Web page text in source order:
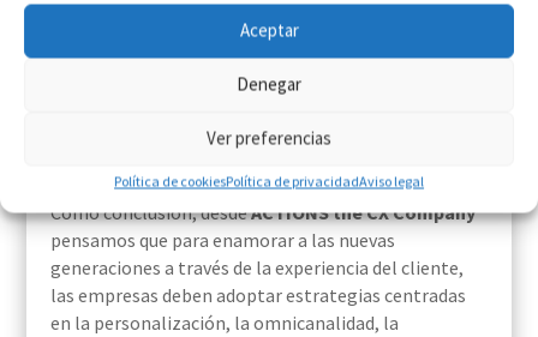
Aceptar
Denegar
Ver preferencias
Política de cookiesPolítica de privacidadAviso legal
Esto puede lograrse mediante la creación de
historias y narrativas que resuenen con los valores y
aspiraciones de los clientes, así como a través de la
creación de experiencias memorables y
Como conclusión, desdeACTIONS the CX Company
pensamos que para enamorar a las nuevas
generaciones a través de la experiencia del cliente,
las empresas deben adoptar estrategias centradas
en la personalización, la omnicanalidad, la